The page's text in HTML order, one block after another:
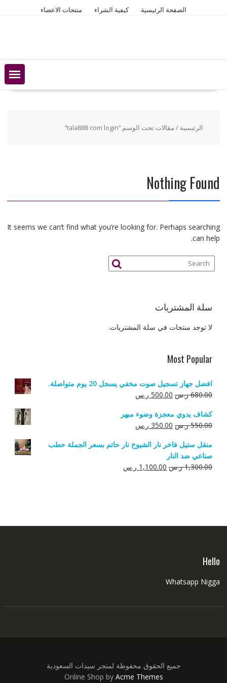
الصفحة الرئيسية كيفية الشراء منتجات الاعضاء
الرئيسية / مقالات تحت الوسم “tala888 com login”
Nothing Found
It seems we can’t find what you’re looking for. Perhaps searching
can help.
سلة المشتريات
لا توجد منتجات في سلة المشتريات.
Most Popular
افضل جهاز تسجيل صوت مخفي يسجل 20 يوم متواصلة.
680.00 ر.س السعر
هو:
680.00 ر.س.
500.00 ر.سالسعر
هو:
500.00 ر.س.
كشاف يدوي معجزة وضوء مبهر
550.00 ر.س السعر
هو:
550.00 ر.س.
350.00 ر.سالسعر
هو:
منقل ستيل فاخر نار الشيوخ نار حاتم بسعر الجملة حطب
صناعي ضد النار
1,300.00 ر.س السعر
1,100.00 ر.سالسعر
Hello
Whatsapp Nigga
جميع الحقوق محفوظة لمتجر سيدات السعودية
Online Shop by Acme Themes